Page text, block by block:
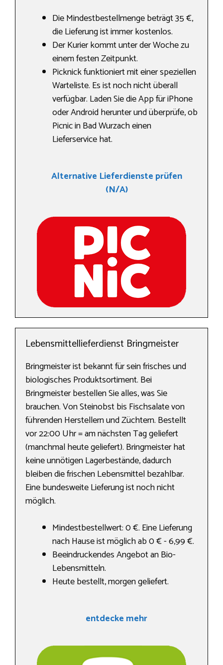
Die Mindestbestellmenge beträgt 35 €,
die Lieferung ist immer kostenlos.
Der Kurier kommt unter der Woche zu
einem festen Zeitpunkt.
Picknick funktioniert mit einer speziellen
Warteliste. Es ist noch nicht überall
verfügbar. Laden Sie die App für iPhone
oder Android herunter und überprüfe, ob
Picnic in Bad Wurzach einen
Lieferservice hat.
Alternative Lieferdienste prüfen
(N/A)
Lebensmittellieferdienst Bringmeister
Bringmeister ist bekannt für sein frisches und
biologisches Produktsortiment. Bei
Bringmeister bestellen Sie alles, was Sie
brauchen. Von Steinobst bis Fischsalate von
führenden Herstellern und Züchtern. Bestellt
vor 22:00 Uhr = am nächsten Tag geliefert
(manchmal heute geliefert). Bringmeister hat
keine unnötigen Lagerbestände, dadurch
bleiben die frischen Lebensmittel bezahlbar.
Eine bundesweite Lieferung ist noch nicht
möglich.
Mindestbestellwert: 0 €. Eine Lieferung
nach Hause ist möglich ab 0 € - 6,99 €.
Beeindruckendes Angebot an Bio-
Lebensmitteln.
Heute bestellt, morgen geliefert.
entdecke mehr